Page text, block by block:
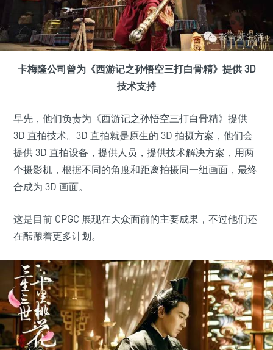
卡梅隆公司曾为《西游记之孙悟空三打白骨精》提供 3D
技术支持
早先，他们负责为《西游记之孙悟空三打白骨精》提供
3D 直拍技术。3D 直拍就是原生的 3D 拍摄方案，他们会
提供 3D 直拍设备，提供人员，提供技术解决方案，用两
个摄影机，根据不同的角度和距离拍摄同一组画面，最终
合成为 3D 画面。
这是目前 CPGC 展现在大众面前的主要成果，不过他们还
在酝酿着更多计划。